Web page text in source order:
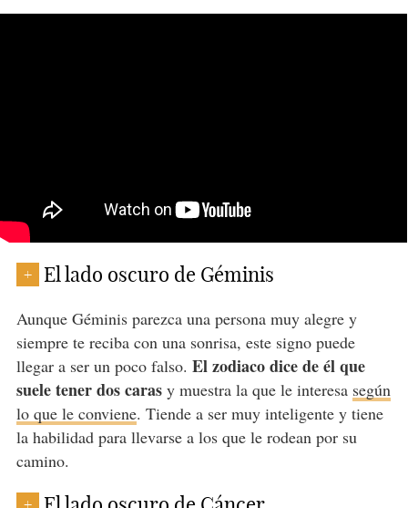
+ El lado oscuro de Géminis
Aunque Géminis parezca una persona muy alegre y
siempre te reciba con una sonrisa, este signo puede
llegar a ser un poco falso. El zodiaco dice de él que
suele tener dos carasy muestra la que le interesa según
lo que le conviene. Tiende a ser muy inteligente y tiene
la habilidad para llevarse a los que le rodean por su
camino.